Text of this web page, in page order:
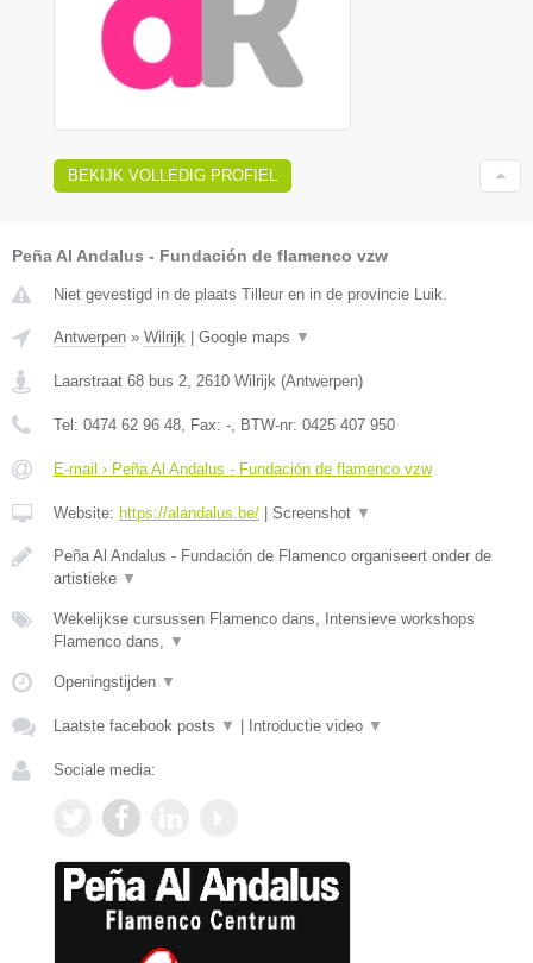
BEKIJK VOLLEDIG PROFIEL
Peña Al Andalus - Fundación de flamenco vzw
Niet gevestigd in de plaats Tilleur en in de provincie Luik.
Antwerpen » Wilrijk | Google maps ▼
Laarstraat 68 bus 2 2610 Wilrijk (Antwerpen)
Tel: 0474 62 96 48 , Fax: - , BTW-nr: 0425 407 950
E-mail › Peña Al Andalus - Fundación de flamenco vzw
Website: https://alandalus.be/ | Screenshot ▼
Peña Al Andalus - Fundación de Flamenco organiseert onder de
artistieke ▼
Wekelijkse cursussen Flamenco dans, Intensieve workshops
Flamenco dans,
▼
Openingstijden ▼
Laatste facebook posts ▼ | Introductie video ▼
Sociale media: